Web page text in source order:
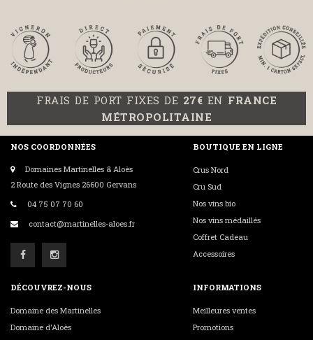
FRAIS DE PORT FIXES DE 27€ EN FRANCE
MÉTROPOLITAINE
NOS COORDONNÉES
Domaines Martinelles & Aloès
2 Route des Vignes 26600 Gervans
04 75 07 70 60
contact@martinelles-aloes.fr
BOUTIQUE EN LIGNE
Crus Nord
Cru Sud
Nos vins bio
Nos vins médaillés
Coffret Cadeau
Accessoires
DÉCOUVREZ-NOUS
Domaine des Martinelles
Domaine d'Aloès
INFORMATIONS
Meilleures ventes
Promotions